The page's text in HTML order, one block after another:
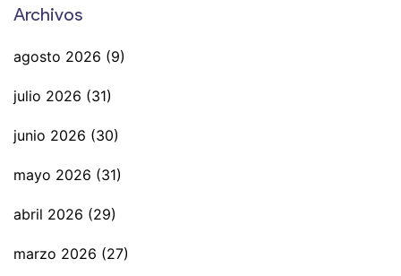
Archivos
agosto 2026 (9)
julio 2026 (31)
junio 2026 (30)
mayo 2026 (31)
abril 2026 (29)
marzo 2026 (27)